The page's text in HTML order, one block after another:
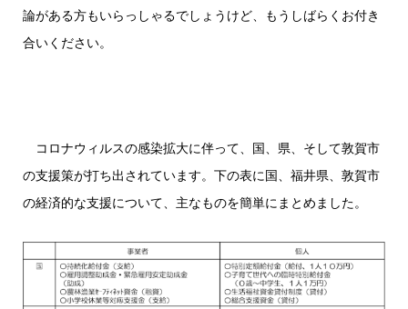
論がある方もいらっしゃるでしょうけど、もうしばらくお付き
合いください。
コロナウィルスの感染拡大に伴って、国、県、そして敦賀市
の支援策が打ち出されています。下の表に国、福井県、敦賀市
の経済的な支援について、主なものを簡単にまとめました。